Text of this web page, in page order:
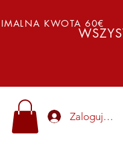
KWOTA 60€
Zaloguj się